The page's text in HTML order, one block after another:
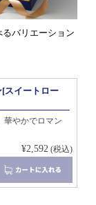
バリエーション
スイートロー
華やかでロマン
¥2,592 (税込)